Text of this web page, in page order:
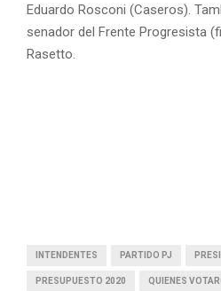
Eduardo Rosconi (Caseros).
senador del Frente Progresista
Rasetto.
INTENDENTES PARTIDO PJ
PRESUPUESTO 2020 QUIENES